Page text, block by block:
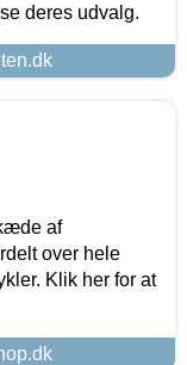
deres udvalg.
af
over hele
Klik her for at